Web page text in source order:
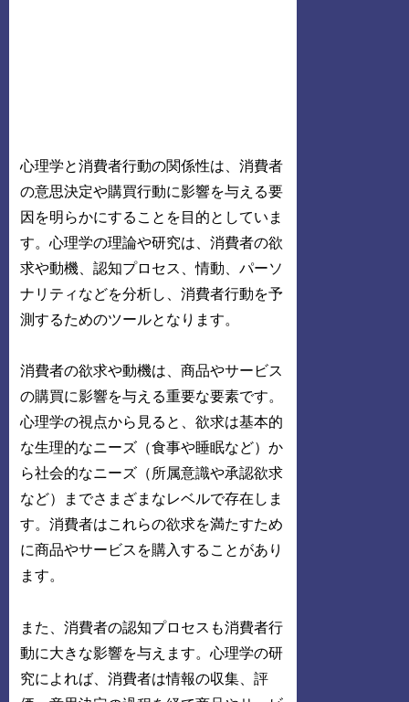
心理学と消費者行動の関係性は、消費者
の意思決定や購買行動に影響を与える要
因を明らかにすることを目的としていま
す。心理学の理論や研究は、消費者の欲
求や動機、認知プロセス、情動、パーソ
ナリティなどを分析し、消費者行動を予
測するためのツールとなります。
消費者の欲求や動機は、商品やサービス
の購買に影響を与える重要な要素です。
心理学の視点から見ると、欲求は基本的
な生理的なニーズ（食事や睡眠など）か
ら社会的なニーズ（所属意識や承認欲求
など）までさまざまなレベルで存在しま
す。消費者はこれらの欲求を満たすため
に商品やサービスを購入することがあり
ます。
また、消費者の認知プロセスも消費者行
動に大きな影響を与えます。心理学の研
究によれば、消費者は情報の収集、評